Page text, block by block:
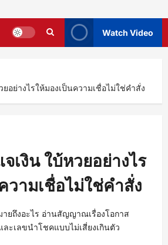
Watch Video
อย่างไรให้มองเป็นความเชื่อไม่ใช่คำสั่ง
เงิน ใบ้หวยอย่างไร
วามเชื่อไม่ใช่คำสั่ง
ยถึงอะไร อ่านสัญญาณเรื่องโอกาส
ละเลขนำโชคแบบไม่เสี่ยงเกินตัว